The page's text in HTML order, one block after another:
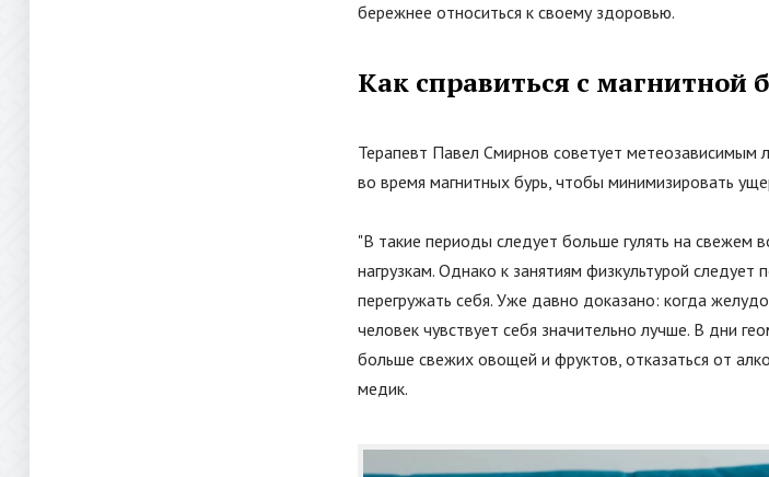
бережнее относиться к своему здоровью.
Как справиться с магнитной
Терапевт Павел Смирнов советует
во время магнитных бурь, чтобы минимизировать
"В такие периоды следует больше гулять на свежем
нагрузкам. Однако к занятиям физкультурой
перегружать себя. Уже давно доказано: когда
человек чувствует себя значительно лучше. В дни
больше свежих овощей и фруктов, отказаться от
медик.